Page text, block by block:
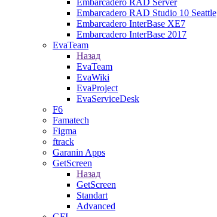
Embarcadero RAD Server
Embarcadero RAD Studio 10 Seattle
Embarcadero InterBase XE7
Embarcadero InterBase 2017
EvaTeam
Назад
EvaTeam
EvaWiki
EvaProject
EvaServiceDesk
F6
Famatech
Figma
ftrack
Garanin Apps
GetScreen
Назад
GetScreen
Standart
Advanced